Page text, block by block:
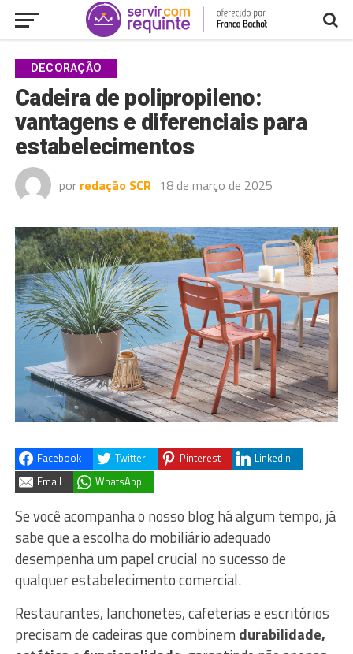
DECORAÇÃO
Cadeira de polipropileno:
vantagens e diferenciais para
estabelecimentos
por redação SCR 18 de março de 2025
Facebook Twitter Pinterest
LinkedIn
Email
WhatsApp
Se você acompanha o nosso blog há algum tempo, já
sabe que a escolha do mobiliário adequado
desempenha um papel crucial no sucesso de
qualquer estabelecimento comercial.
Restaurantes, lanchonetes, cafeterias e escritórios
precisam de cadeiras que combinem durabilidade,